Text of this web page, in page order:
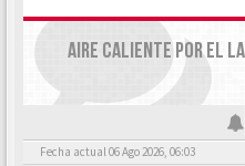
AIRE CALIENTE POR EL
Fecha actual 06 Ago 2026, 06:03